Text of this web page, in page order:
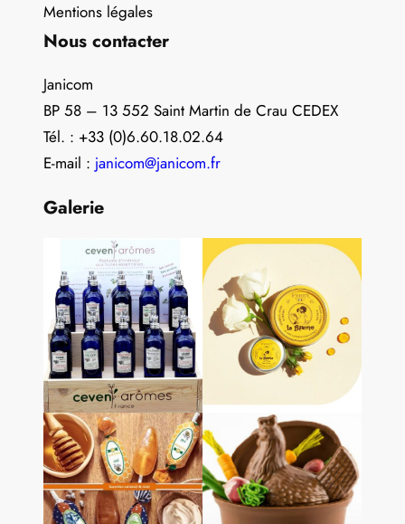
Mentions légales
Nous contacter
Janicom
BP 58 – 13 552 Saint Martin de Crau CEDEX
Tél. : +33 (0)6.60.18.02.64
E-mail : janicom@janicom.fr
Galerie